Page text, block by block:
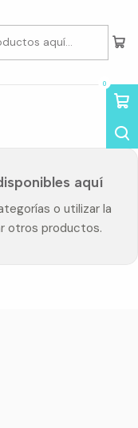
0
aquí
o utilizar la
otros productos.